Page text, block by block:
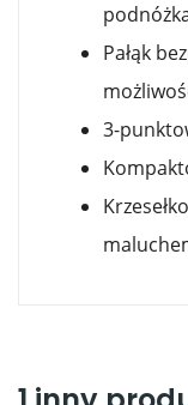
Pałąk
3-